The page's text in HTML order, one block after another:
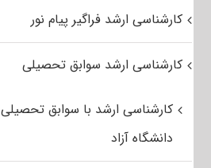
کارشناسی ارشد فراگیر پیام نور
کارشناسی ارشد سوابق تحصیلی
کارشناسی ارشد با سوابق تحصیلی
دانشگاه آزاد